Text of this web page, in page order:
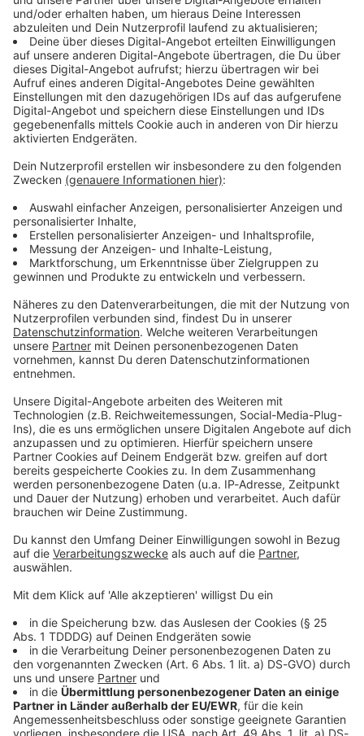
Immer auf dem Laufenden
bleiben!
Verpass' nichts mehr - mit unserem kostenlosen
ANTENNE BAYERN Newsletter. Ob Nachrichten,
Lifestyle oder unsere neuesten Aktionen - wir
informieren dich.
Zum Newsletter anmelden
Du möchtest uns etwas sagen?
Studio Hotline
Kontaktformular
Sprachnachricht
© dpa-infocom, dpa:260522-930-117457/1
Bayern